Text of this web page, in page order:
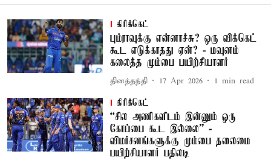
கிரிக்கெட்
பும்ராவுக்கு என்னாச்சு? ஒரு விக்கெட்
கூட எடுக்காதது ஏன்? - மவுனம்
கலைத்த மும்பை பயிற்சியாளர்
தினத்தந்தி 17 Apr 2026 1 min read
கிரிக்கெட்
“சில அணிகளிடம் இன்னும் ஒரு
கோப்பை கூட இல்லை” -
விமர்சனங்களுக்கு மும்பை தலைமை
பயிற்சியாளர் பதிலடி